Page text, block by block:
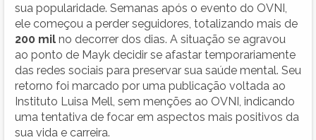
sua popularidade. Semanas após o evento do OVNI,
ele começou a perder seguidores, totalizando mais de
200 mil no decorrer dos dias. A situação se agravou
ao ponto de Mayk decidir se afastar temporariamente
das redes sociais para preservar sua saúde mental. Seu
retorno foi marcado por uma publicação voltada ao
Instituto Luisa Mell, sem menções ao OVNI, indicando
uma tentativa de focar em aspectos mais positivos da
sua vida e carreira.